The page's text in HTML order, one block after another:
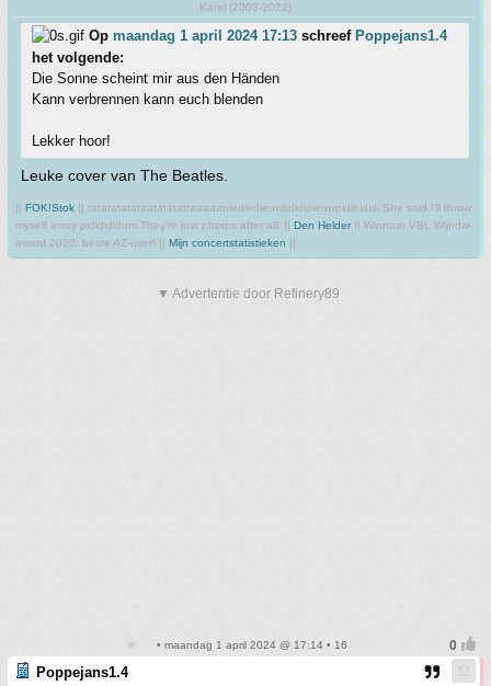
Karel (2003-2022)
Op maandag 1 april 2024 17:13 schreef Poppejans1.4
het volgende:
Die Sonne scheint mir aus den Händen
Kann verbrennen kann euch blenden
Lekker hoor!
Leuke cover van The Beatles.
|| FOK!Stok || tatatatatataatatatattaaaaapiediedieuwtididipieuwpidibididi She said I'll throw
myself away pididididum They're just photos after all! || Den Helder || Winnaar VBL Wijndal-
award 2020: beste AZ-user! || Mijn concertstatistieken ||
▼ Advertentie door Refinery89
• maandag 1 april 2024 @ 17:14 • 16
Poppejans1.4